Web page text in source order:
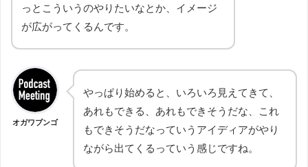
っとこういうのやりたいなとか、イメージ
が広がってくるんです。
オガワブンゴ
やっぱり始めると、いろいろ見えてきて、
あれもできる、あれもできそうだな、これ
もできそうだなっていうアイディアがやり
ながら出てくるっていう感じですね。